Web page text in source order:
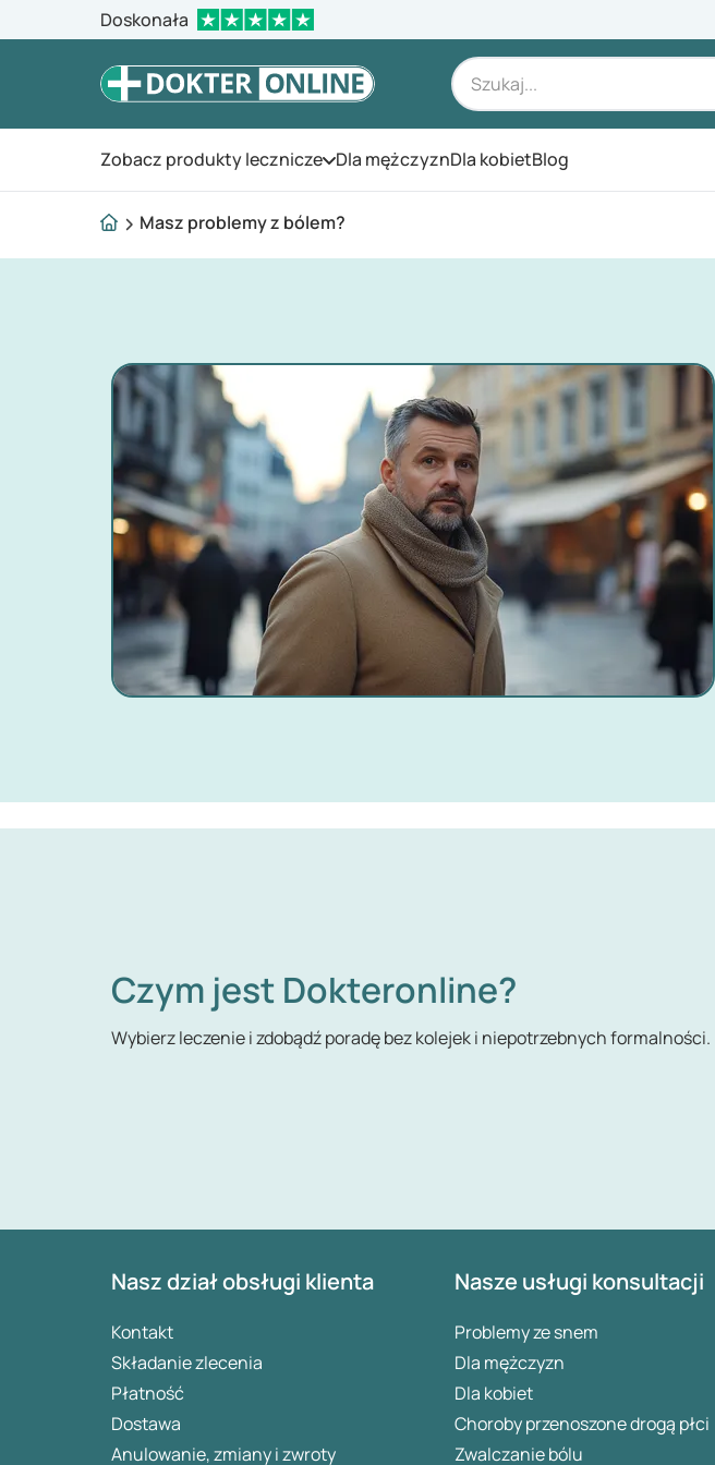
Doskonała
Zobacz produkty leczniczeOtwórz menu
Dla mężczyznDla kobietBlog
Masz problemy z bólem?
Czym jest Dokteronline?
Wybierz leczenie i zdobądź poradę bez kolejek i niepotrzebnych formalności.
Nasz dział obsługi klienta
Kontakt
Składanie zlecenia
Płatność
Dostawa
Anulowanie, zmiany i zwroty
Nasze usługi konsultacji
Problemy ze snem
Dla mężczyzn
Dla kobiet
Choroby przenoszone drogą płci
Zwalczanie bólu